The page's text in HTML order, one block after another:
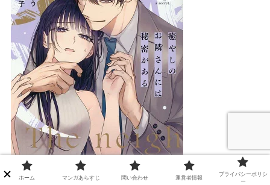
ホーム マンガあらすじ 問い合わせ 運営者情報
プライバシーポリシ
ー